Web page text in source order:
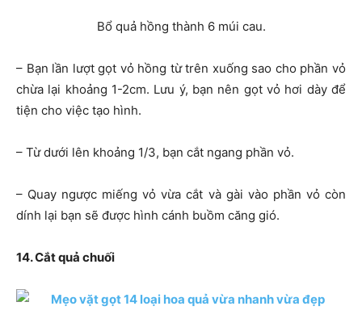
Bổ quả hồng thành 6 múi cau.
– Bạn lần lượt gọt vỏ hồng từ trên xuống sao cho phần vỏ
chừa lại khoảng 1-2cm. Lưu ý, bạn nên gọt vỏ hơi dày để
tiện cho việc tạo hình.
– Từ dưới lên khoảng 1/3, bạn cắt ngang phần vỏ.
– Quay ngược miếng vỏ vừa cắt và gài vào phần vỏ còn
dính lại bạn sẽ được hình cánh buồm căng gió.
14. Cắt quả chuối